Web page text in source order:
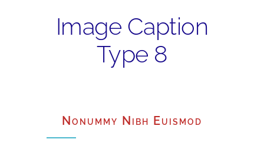
Image Caption
Type 8
Nonummy Nibh Euismod